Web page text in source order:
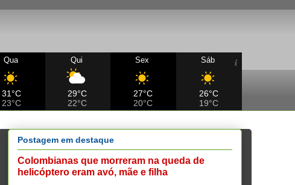
Qua
31°C
23°C
Qui
29°C
22°C
Sex
27°C
20°C
Sáb
26°C
19°C
Postagem em destaque
Colombianas que morreram na queda de
helicóptero eram avó, mãe e filha